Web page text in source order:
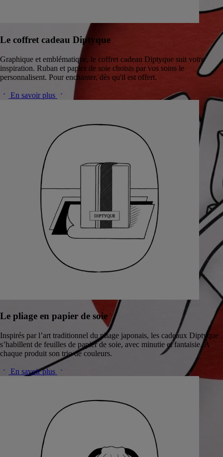
Le coffret cadeau Diptyque
Graphique et emblématique, le coffret cadeau Diptyque suit votre
inspiration. Ruban et papier de soie choisis par vos soins le
personnalisent. Pour enchanter, dès qu'il est offert.
En savoir plus
Le pliage en papier de soie
Inspirés par l’art traditionnel du pliage japonais, les cadeaux Diptyque
s’habillent de feuilles de papier de soie, avec minutie et fantaisie. À
chaque produit son trio de couleurs.
En savoir plus